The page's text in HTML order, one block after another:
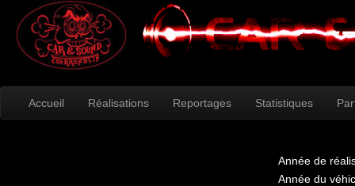
Accueil Réalisations Reportages Statistiques
Année de
Année du